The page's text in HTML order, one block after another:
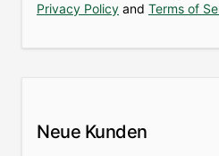
Privacy Policy and Terms of
Neue Kunden